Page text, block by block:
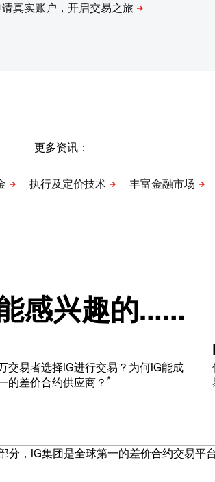
更多资讯：
感兴趣的……
交易者选择IG进行交易？为何IG能成
的差价合约供应商？ *
，IG集团是全球第一的差价合约交易平